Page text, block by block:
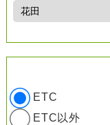
ETC
ETC以外